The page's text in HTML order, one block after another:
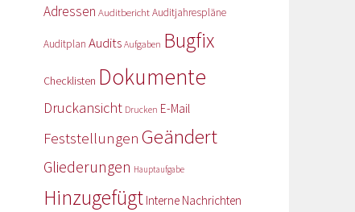
Adressen AuditberichtAuditjahrespläne
Auditplan Audits Aufgaben Bugfix
Checklisten Dokumente
Druckansicht Drucken E-Mail
Feststellungen Geändert
Gliederungen Hauptaufgabe
Hinzugefügt Interne Nachrichten